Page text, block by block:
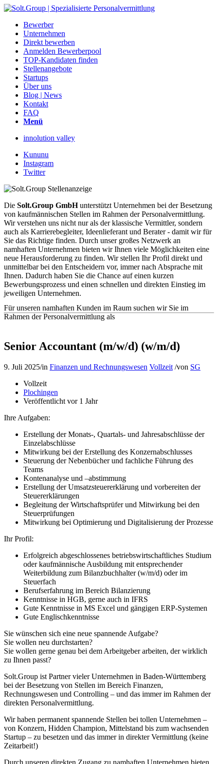
Bewerber
Unternehmen
Direkt bewerben
Anmelden Bewerberpool
TOP-Kandidaten finden
Stellenangebote
Startups
Über uns
Blog | News
Kontakt
FAQ
Menü
innolution valley
Kununu
Instagram
Twitter
Die Solt.Group GmbHunterstützt Unternehmen bei der Besetzung
von kaufmännischen Stellen im Rahmen der Personalvermittlung.
Wir verstehen uns nicht nur als der klassische Vermittler, sondern
auch als Karrierebegleiter, Ideenlieferant und Berater - damit wir für
Sie das Richtige finden. Durch unser großes Netzwerk an
namhaften Unternehmen bieten wir Ihnen viele Möglichkeiten eine
neue Herausforderung zu finden. Wir stellen Ihr Profil direkt und
unmittelbar bei den Entscheidern vor, immer nach Absprache mit
Ihnen. Dadurch haben Sie die Chance auf einen kurzen
Bewerbungsprozess und einen schnellen und direkten Einstieg im
jeweiligen Unternehmen.
Für unseren namhaften Kunden im Raum suchen wir Sie im
Rahmen der Personalvermittlung als
Senior Accountant (m/w/d) (w/m/d)
9. Juli 2025/in Finanzen und Rechnungswesen Vollzeit /von SG
Vollzeit
Plochingen
Veröffentlicht vor 1 Jahr
Ihre Aufgaben:
Erstellung der Monats-, Quartals- und Jahresabschlüsse der
Einzelabschlüsse
Mitwirkung bei der Erstellung des Konzernabschlusses
Steuerung der Nebenbücher und fachliche Führung des
Teams
Kontenanalyse und –abstimmung
Erstellung der Umsatzsteuererklärung und vorbereiten der
Steuererklärungen
Begleitung der Wirtschaftsprüfer und Mitwirkung bei den
Steuerprüfungen
Mitwirkung bei Optimierung und Digitalisierung der Prozesse
Ihr Profil:
Erfolgreich abgeschlossenes betriebswirtschaftliches Studium
oder kaufmännische Ausbildung mit entsprechender
Weiterbildung zum Bilanzbuchhalter (w/m/d) oder im
Steuerfach
Berufserfahrung im Bereich Bilanzierung
Kenntnisse in HGB, gerne auch in IFRS
Gute Kenntnisse in MS Excel und gängigen ERP-Systemen
Gute Englischkenntnisse
Sie wünschen sich eine neue spannende Aufgabe?
Sie wollen neu durchstarten?
Sie wollen gerne genau bei dem Arbeitgeber arbeiten, der wirklich
zu Ihnen passt?
Solt.Group ist Partner vieler Unternehmen in Baden-Württemberg
bei der Besetzung von Stellen im Bereich Finanzen,
Rechnungswesen und Controlling – und das immer im Rahmen der
direkten Personalvermittlung.
Wir haben permanent spannende Stellen bei tollen Unternehmen –
von Konzern, Hidden Champion, Mittelstand bis zum wachsenden
Startup – zu besetzen und das immer in direkter Vermittlung (keine
Zeitarbeit!)
Durch unseren direkten Zugang zu namhaften Unternehmen bieten